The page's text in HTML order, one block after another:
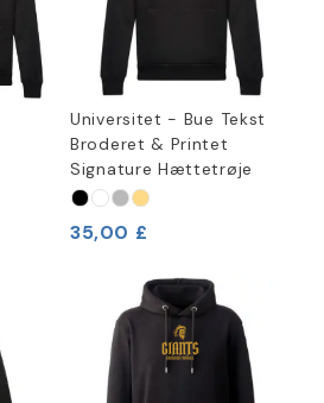
Universitet - Bue Tekst
Broderet & Printet
Signature Hættetrøje
35,00 £